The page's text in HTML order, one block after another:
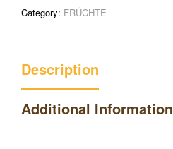
Category: FRÜCHTE
Description
Additional Information